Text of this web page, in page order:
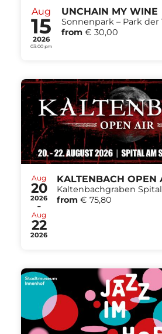
Aug
15
2026
03:00 pm
UNCHAIN MY WINE
Sonnenpark – Park
from € 30,00
Aug
20
2026
-
Aug
22
2026
KALTENBACH OPEN
Kaltenbachgraben
from € 75,80